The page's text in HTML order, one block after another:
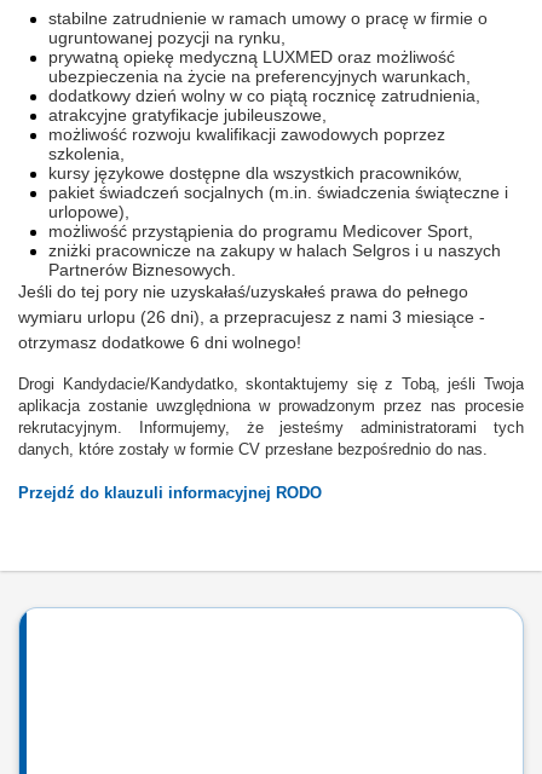
stabilne zatrudnienie w ramach umowy o pracę w firmie o
ugruntowanej pozycji na rynku,
prywatną opiekę medyczną LUXMED oraz możliwość
ubezpieczenia na życie na preferencyjnych warunkach,
dodatkowy dzień wolny w co piątą rocznicę zatrudnienia,
atrakcyjne gratyfikacje jubileuszowe,
możliwość rozwoju kwalifikacji zawodowych poprzez
szkolenia,
kursy językowe dostępne dla wszystkich pracowników,
pakiet świadczeń socjalnych (m.in. świadczenia świąteczne i
urlopowe),
możliwość przystąpienia do programu Medicover Sport,
zniżki pracownicze na zakupy w halach Selgros i u naszych
Partnerów Biznesowych.
Jeśli do tej pory nie uzyskałaś/uzyskałeś prawa do pełnego
wymiaru urlopu (26 dni), a przepracujesz z nami 3 miesiące -
otrzymasz dodatkowe 6 dni wolnego!
Drogi Kandydacie/Kandydatko, skontaktujemy się z Tobą, jeśli Twoja
aplikacja zostanie uwzględniona w prowadzonym przez nas procesie
rekrutacyjnym. Informujemy, że jesteśmy administratorami tych
danych, które zostały w formie CV przesłane bezpośrednio do nas.
Przejdź do klauzuli informacyjnej RODO